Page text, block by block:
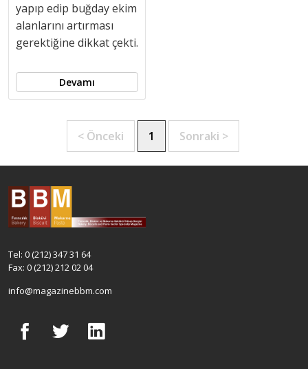
yapıp edip buğday ekim
alanlarını artırması
gerektiğine dikkat çekti.
Devamı
< Önceki 1 Sonraki >
Tel: 0 (212) 347 31 64
Fax: 0 (212) 212 02 04
info@magazinebbm.com